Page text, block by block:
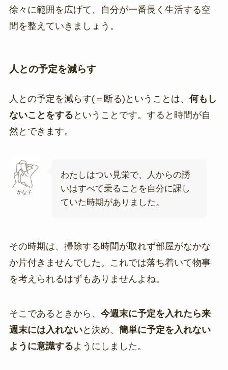
徐々に範囲を広げて、自分が一番長く生活する空
間を整えていきましょう。
人との予定を減らす
人との予定を減らす(＝断る)ということは、 何もし
ないことをする ということです。すると時間が自
然とできます。
かな子
わたしはつい見栄で、人からの誘
いはすべて乗ることを自分に課し
ていた時期がありました。
その時期は、掃除する時間が取れず部屋がなかな
か片付きませんでした。これでは落ち着いて物事
を考えられるはずもありませんよね。
そこであるときから、 今週末に予定を入れたら来
週末には入れないと決め、 簡単に予定を入れない
ように意識するようにしました。